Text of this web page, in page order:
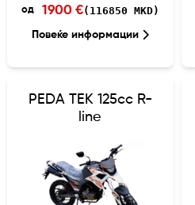
Повеќе информации
од 1900 €(116850 MKD)
PEDA TEK 125cc R-
line